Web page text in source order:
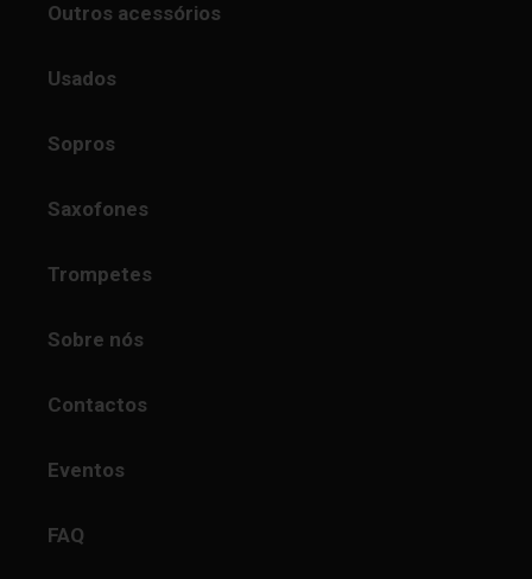
Outros acessórios
Usados
Sopros
Saxofones
Trompetes
Sobre nós
Contactos
Eventos
FAQ